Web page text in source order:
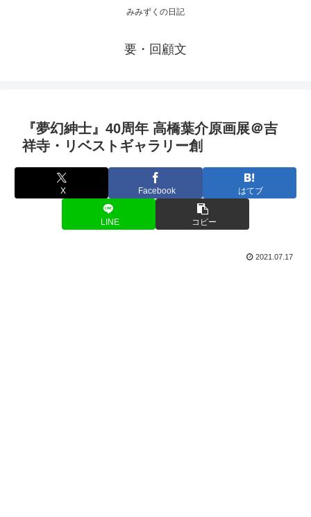
みみずくの日記
要・回顧文
『夢幻紳士』40周年 高橋葉介原画展＠吉
祥寺・リベストギャラリー創
X Facebook はてブ
LINE コピー
2021.07.17